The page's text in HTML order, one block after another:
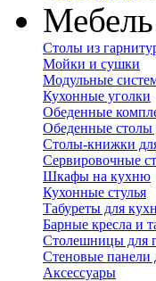
Столы из
Мойки и сушки
Модульные
Кухонные уголки
Обеденные
Обеденные столы
Столы-книжки
Сервировочные
Шкафы на кухню
Кухонные стулья
Табуреты для
Барные кресла и
Столешницы для
Стеновые панели
Аксессуары